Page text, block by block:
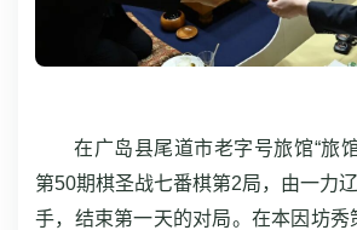
在广岛县尾道市老字号旅馆“旅
第50期棋圣战七番棋第2局，由一力
手，结束第一天的对局。在本因坊秀